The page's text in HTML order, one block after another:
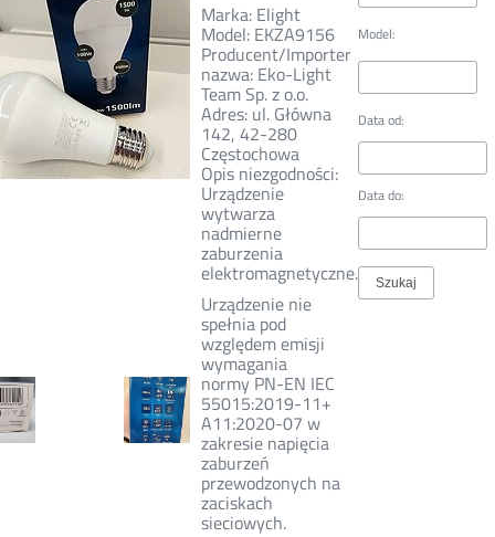
Model:
Data od:
Data do:
Marka: Elight
Model: EKZA9156
Producent/Importer
nazwa: Eko-Light
Team Sp. z o.o.
Adres: ul. Główna
142, 42-280
Częstochowa
Opis niezgodności:
Urządzenie
wytwarza
nadmierne
zaburzenia
elektromagnetyczne.
Urządzenie nie
spełnia pod
względem emisji
wymagania
normy PN-EN IEC
55015:2019-11+
A11:2020-07 w
zakresie napięcia
zaburzeń
przewodzonych na
zaciskach
sieciowych.